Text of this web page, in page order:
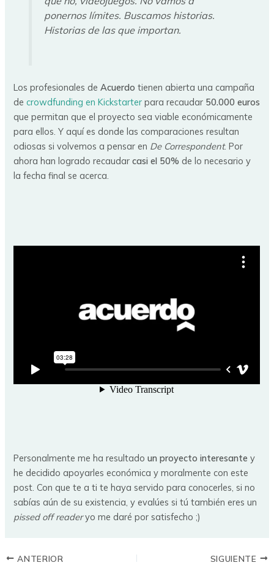
ponernos límites. Buscamos historias.
Historias de las que importan.
Los profesionales deAcuerdo tienen abierta una campaña
decrowdfunding en Kickstarterpara recaudar 50.000 euros
que permitan que el proyecto sea viable económicamente
para ellos. Y aquí es donde las comparaciones resultan
odiosas si volvemos a pensar en De Correspondent. Por
ahora han logrado recaudarcasi el 50% de lo necesario y
la fecha final se acerca.
Personalmente me ha resultadoun proyecto interesante y
he decidido apoyarles económica y moralmente con este
post. Con que te a ti te haya servido para conocerles, si no
sabías aún de su existencia, y evalúes si tú también eres un
pissed off readeryo me daré por satisfecho ;)
ANTERIOR SIGUIENTE